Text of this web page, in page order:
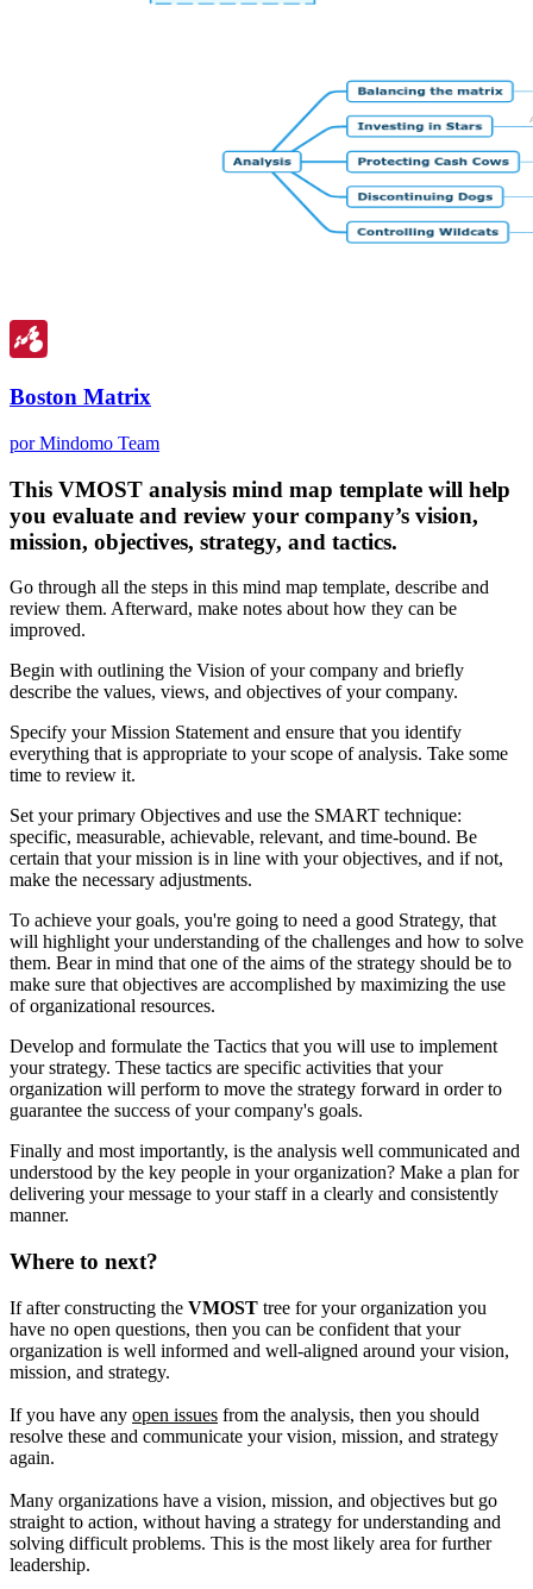
Boston Matrix
por Mindomo Team
This VMOST analysis mind map template will help
you evaluate and review your company’s vision,
mission, objectives, strategy, and tactics.
Go through all the steps in this mind map template, describe and
review them. Afterward, make notes about how they can be
improved.
Begin with outlining the Vision of your company and briefly
describe the values, views, and objectives of your company.
Specify your Mission Statement and ensure that you identify
everything that is appropriate to your scope of analysis. Take some
time to review it.
Set your primary Objectives and use the SMART technique:
specific, measurable, achievable, relevant, and time-bound. Be
certain that your mission is in line with your objectives, and if not,
make the necessary adjustments.
To achieve your goals, you're going to need a good Strategy, that
will highlight your understanding of the challenges and how to solve
them. Bear in mind that one of the aims of the strategy should be to
make sure that objectives are accomplished by maximizing the use
of organizational resources.
Develop and formulate the Tactics that you will use to implement
your strategy. These tactics are specific activities that your
organization will perform to move the strategy forward in order to
guarantee the success of your company's goals.
Finally and most importantly, is the analysis well communicated and
understood by the key people in your organization? Make a plan for
delivering your message to your staff in a clearly and consistently
manner.
Where to next?
If after constructing the VMOST tree for your organization you
have no open questions, then you can be confident that your
organization is well informed and well-aligned around your vision,
mission, and strategy.
If you have any open issues from the analysis, then you should
resolve these and communicate your vision, mission, and strategy
again.
Many organizations have a vision, mission, and objectives but go
straight to action, without having a strategy for understanding and
solving difficult problems. This is the most likely area for further
leadership.